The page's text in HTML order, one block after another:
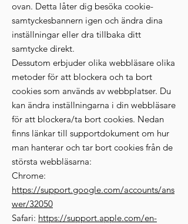
ovan. Detta låter dig besöka cookie-
samtyckesbannern igen och ändra dina
inställningar eller dra tillbaka ditt
samtycke direkt.
Dessutom erbjuder olika webbläsare olika
metoder för att blockera och ta bort
cookies som används av webbplatser. Du
kan ändra inställningarna i din webbläsare
för att blockera/ta bort cookies. Nedan
finns länkar till supportdokument om hur
man hanterar och tar bort cookies från de
största webbläsarna:
Chrome:
https://support.google.com/accounts/ans
wer/32050
Safari: https://support.apple.com/en-